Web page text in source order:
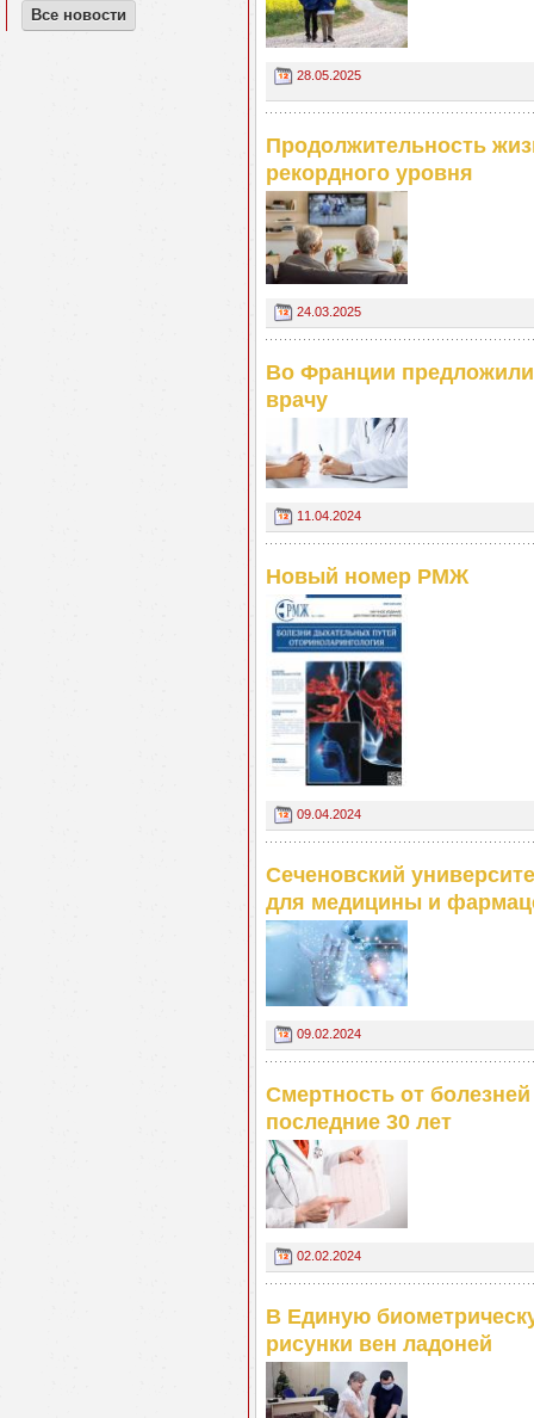
Все новости
28.05.2025
Продолжительность
рекордного уровня
24.03.2025
Во Франции
врачу
11.04.2024
Новый номер РМЖ
09.04.2024
Сеченовский
для медицины и
09.02.2024
Смертность от
последние 30 лет
02.02.2024
В Единую
рисунки вен ладоней